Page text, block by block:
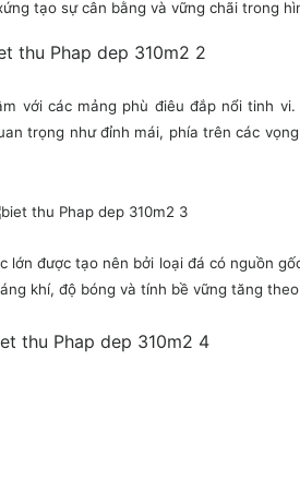
tạo sự cân bằng và vững chãi trong
với các mảng phù điêu đắp nổi tinh
trọng như đỉnh mái, phía trên các
lớn được tạo nên bởi loại đá có nguồn
khí, độ bóng và tính bề vững tăng